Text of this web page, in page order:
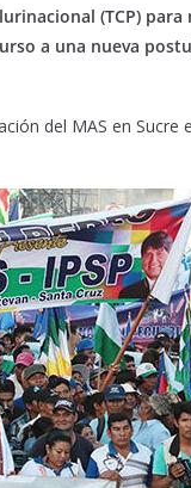
(TCP)
a una nueva
del MAS en